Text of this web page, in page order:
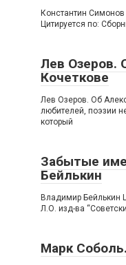
Константин
Цитируется по:
Лев Озеров.
Кочеткове
Лев Озеров. Об
любителей, поэзии
который
Забытые
Бейлькин
Владимир Бейлькин
Л.О. изд-ва
Марк